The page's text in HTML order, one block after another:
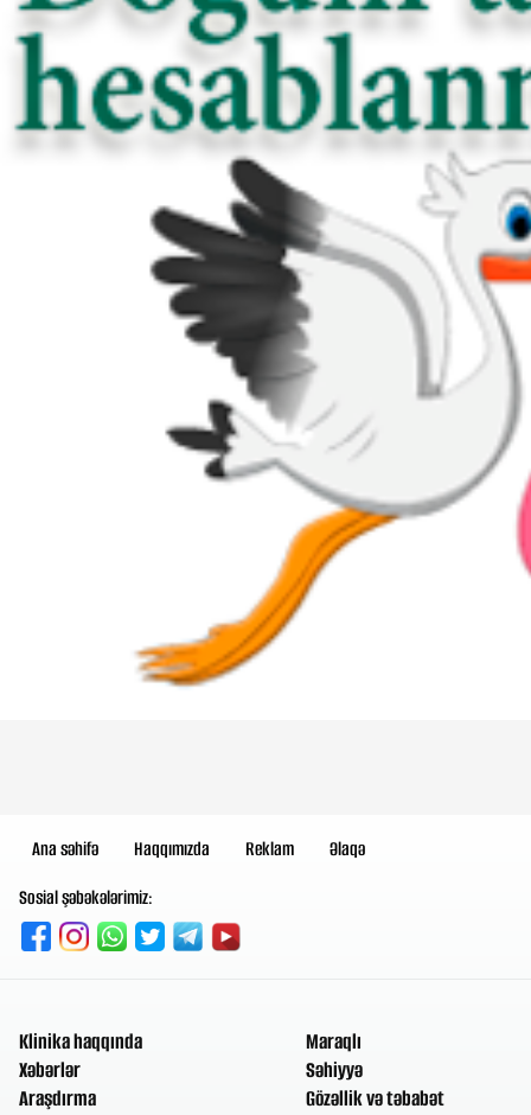
Ana səhifə Haqqımızda Reklam
Əlaqə
Sosial şəbəkələrimiz:
Klinika haqqında
Xəbərlər
Araşdırma
Maraqlı
Səhiyyə
Gözəllik və təbabət